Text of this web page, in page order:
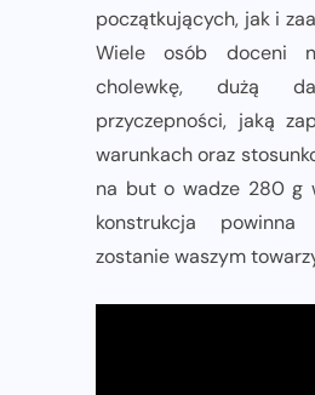
początkujących, jak i
Wiele osób doceni
cholewkę, dużą
przyczepności, jaką
warunkach oraz
na but o wadze 280 g
konstrukcja
zostanie waszym